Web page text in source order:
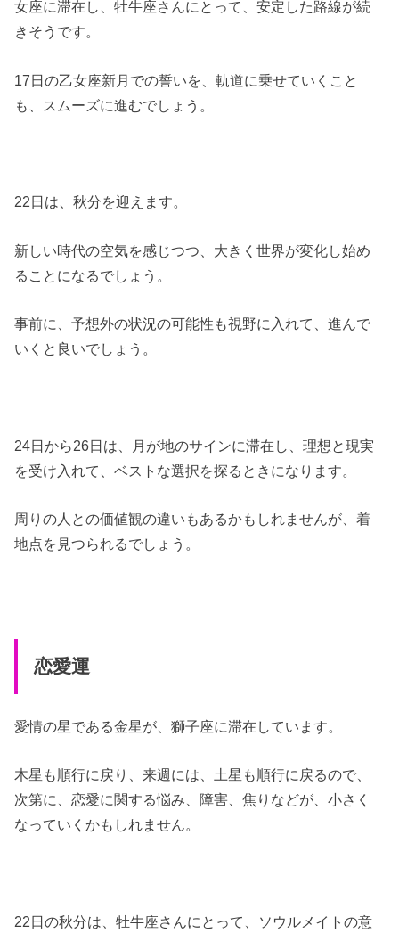
女座に滞在し、牡牛座さんにとって、安定した路線が続
きそうです。
17日の乙女座新月での誓いを、軌道に乗せていくこと
も、スムーズに進むでしょう。
22日は、秋分を迎えます。
新しい時代の空気を感じつつ、大きく世界が変化し始め
ることになるでしょう。
事前に、予想外の状況の可能性も視野に入れて、進んで
いくと良いでしょう。
24日から26日は、月が地のサインに滞在し、理想と現実
を受け入れて、ベストな選択を探るときになります。
周りの人との価値観の違いもあるかもしれませんが、着
地点を見つられるでしょう。
恋愛運
愛情の星である金星が、獅子座に滞在しています。
木星も順行に戻り、来週には、土星も順行に戻るので、
次第に、恋愛に関する悩み、障害、焦りなどが、小さく
なっていくかもしれません。
22日の秋分は、牡牛座さんにとって、ソウルメイトの意